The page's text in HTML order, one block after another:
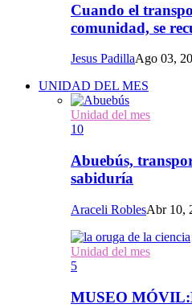
Cuando el
comunidad, se
Jesus PadillaAgo 03,
UNIDAD DEL MES
Unidad del mes
10
Abuebús,
sabiduría
Araceli RoblesAbr 10,
Unidad del mes
5
MUSEO